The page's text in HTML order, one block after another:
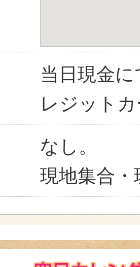
当日現金
レジット
なし。
現地集合・